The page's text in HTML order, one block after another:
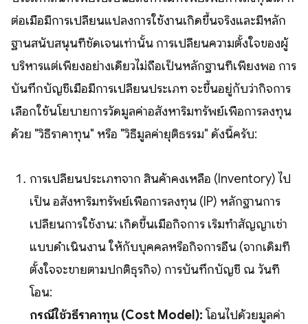
ต่อเมื่อมีการเปลี่ยนแปลงการใช้งานเกิดขึ้นจริงและมีหลัก
ฐานสนับสนุนที่ชัดเจนเท่านั้น การเปลี่ยนความตั้งใจของผู้
บริหารแต่เพียงอย่างเดียวไม่ถือเป็นหลักฐานที่เพียงพอ การ
บันทึกบัญชีเมื่อมีการเปลี่ยนประเภท จะขึ้นอยู่กับว่ากิจการ
เลือกใช้นโยบายการวัดมูลค่าอสังหาริมทรัพย์เพื่อการลงทุน
ด้วย "วิธีราคาทุน" หรือ "วิธีมูลค่ายุติธรรม" ดังนี้ครับ:
การเปลี่ยนประเภทจาก สินค้าคงเหลือ (Inventory) ไป
เป็น อสังหาริมทรัพย์เพื่อการลงทุน (IP) หลักฐานการ
เปลี่ยนการใช้งาน: เกิดขึ้นเมื่อกิจการ เริ่มทำสัญญาเช่า
แบบดำเนินงาน ให้กับบุคคลหรือกิจการอื่น (จากเดิมที่
ตั้งใจจะขายตามปกติธุรกิจ) การบันทึกบัญชี ณ วันที่
โอน:
กรณีใช้วิธีราคาทุน (Cost Model): โอนไปด้วยมูลค่า